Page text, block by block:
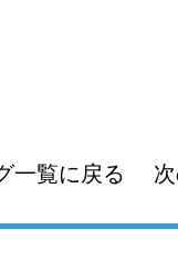
一覧に戻る